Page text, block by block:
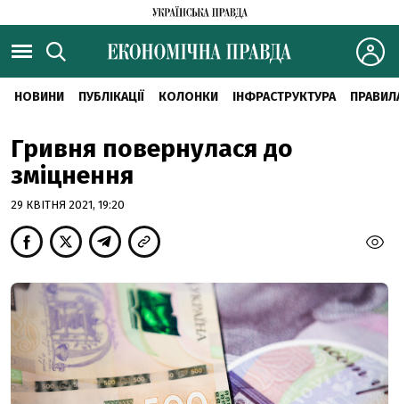
НОВИНИ ПУБЛІКАЦІЇ КОЛОНКИ ІНФРАСТРУКТУРА
Гривня повернулася до
зміцнення
29 КВІТНЯ 2021, 19:20